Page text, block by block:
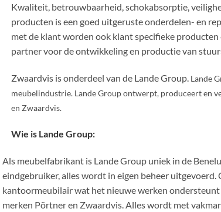
Kwaliteit, betrouwbaarheid, schokabsorptie,
producten is een goed uitgeruste onderdelen- en
met de klant worden ook klant specifieke
partner voor de ontwikkeling en productie van
Zwaardvis is onderdeel van de Lande Group. Lande
meubelindustrie. Lande Group ontwerpt, produceert en
en Zwaardvis.
Wie is Lande Group:
Als meubelfabrikant is Lande Group uniek in de
eindgebruiker, alles wordt in eigen beheer
kantoormeubilair wat het nieuwe werken
merken Pörtner en Zwaardvis. Alles wordt met